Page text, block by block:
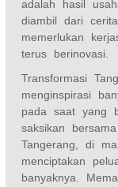
adalah hasil
diambil dari
memerlukan
terus berinovasi.
Transformasi
menginspirasi
pada saat yang
saksikan
Tangerang, di
menciptakan
banyaknya.